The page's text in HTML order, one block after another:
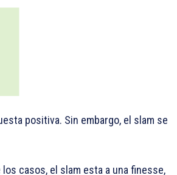
positiva. Sin embargo, el slam se
casos, el slam esta a una finesse,